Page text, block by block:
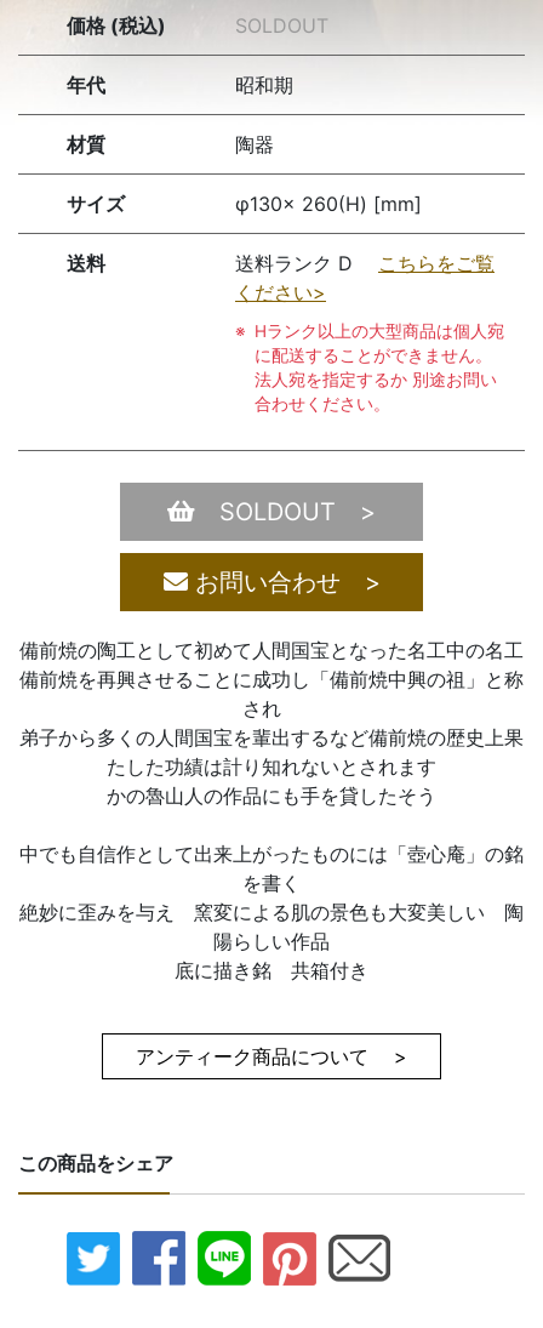
価格 (税込) SOLDOUT
年代 昭和期
材質 陶器
サイズ φ130× 260(H) [mm]
送料 送料ランク D こちらをご覧
ください>
Hランク以上の大型商品は個人宛
に配送することができません。
法人宛を指定するか 別途お問い
合わせください。
SOLDOUT >
お問い合わせ >
備前焼の陶工として初めて人間国宝となった名工中の名工
備前焼を再興させることに成功し「備前焼中興の祖」と称
され
弟子から多くの人間国宝を輩出するなど備前焼の歴史上果
たした功績は計り知れないとされます
かの魯山人の作品にも手を貸したそう
中でも自信作として出来上がったものには「壺心庵」の銘
を書く
絶妙に歪みを与え 窯変による肌の景色も大変美しい 陶
陽らしい作品
底に描き銘 共箱付き
アンティーク商品について >
この商品をシェア